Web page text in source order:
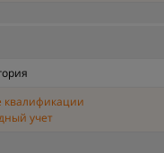
учет